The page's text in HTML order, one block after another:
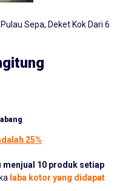
Sepa, Deket Kok Dari 6
25%
menjual 10 produk setiap
laba kotor yang didapat